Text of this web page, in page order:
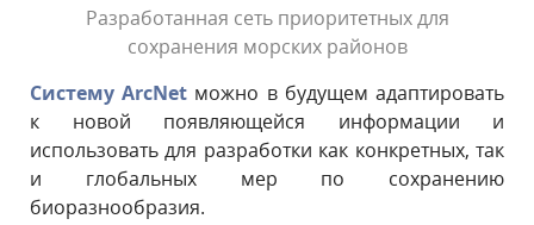
Разработанная сеть приоритетных для
сохранения морских районов
Систему ArcNet можно в будущем адаптировать
к новой появляющейся информации и
использовать для разработки как конкретных, так
и глобальных мер по сохранению
биоразнообразия.